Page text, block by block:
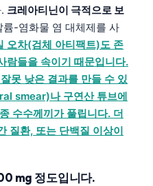
크레아티닌이 극적으로 보
륨-염화물 염 대체제를 사
오차(검체 아티팩트)도 존
람들을 속이기 때문입니다.
못 낮은 결과를 만들 수 있
smear)나 구연산 튜브에
수수께끼가 풀립니다. 더
질환, 또는 단백질 이상이
mg 정도입니다.